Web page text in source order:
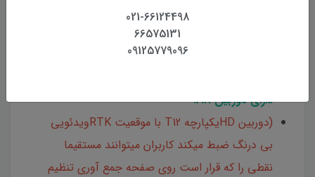
1598کاناله با مادربرد بسیار قدرتمند و پیشرفته
جهت پردازش سریع داده ها
دارای دوربین AR:
(دوربین HDیکپارچه T12 با موقعیت RTKویدئویی
بی درنگ ضبط میکند کاربران میتوانند مستقیما
نقطی را که قرار است روی صفحه جمع آوری تنظیم
021-66124498
66575131
09125779096